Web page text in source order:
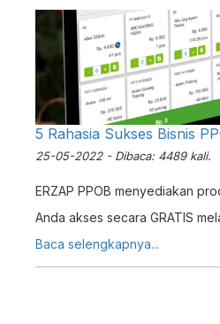
5 Rahasia Sukses Bisnis
25-05-2022 - Dibaca: 4489 kali.
ERZAP PPOB menyediakan
Anda akses secara GRATIS
Baca selengkapnya...